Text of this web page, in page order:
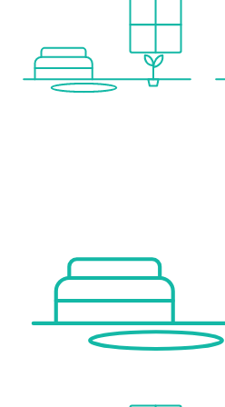
Wir weisen darauf hin, dass zwischen dem Vermittler und dem zu vermittelnden
Der Vermittler ist als Doppelmakler
Schule <500m
Kindergarten <500m
Universität <500m
Höhere Schule <1.000m